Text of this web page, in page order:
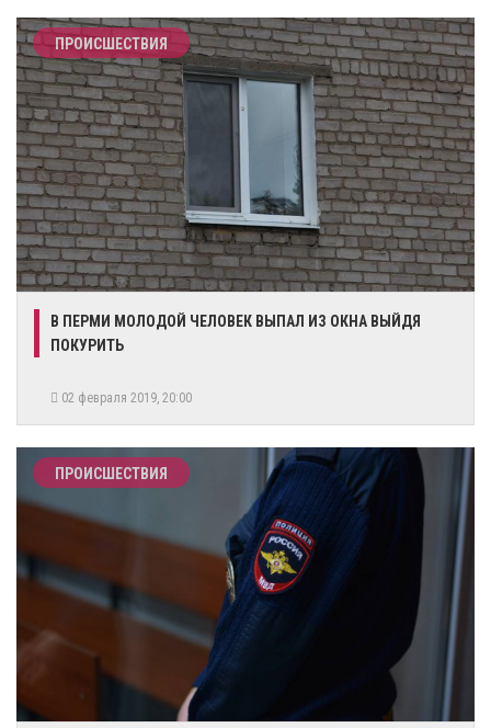
ПРОИСШЕСТВИЯ
В ПЕРМИ МОЛОДОЙ ЧЕЛОВЕК ВЫПАЛ ИЗ ОКНА ВЫЙДЯ
ПОКУРИТЬ
02 февраля 2019, 20:00
ПРОИСШЕСТВИЯ